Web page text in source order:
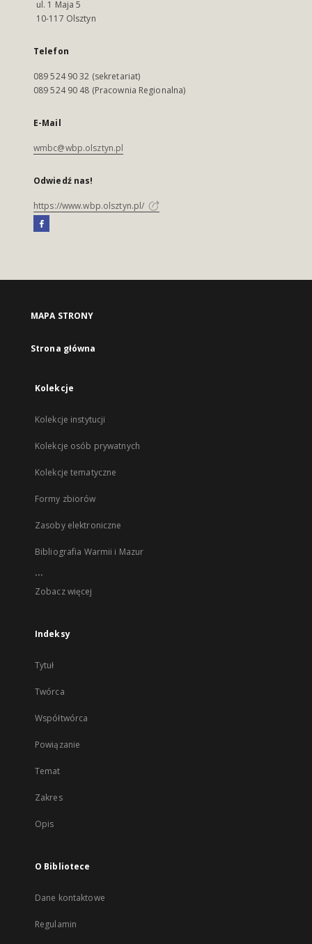
ul. 1 Maja 5
10-117 Olsztyn
Telefon
089 524 90 32 (sekretariat)
089 524 90 48 (Pracownia Regionalna)
E-Mail
wmbc@wbp.olsztyn.pl
Odwiedź nas!
https://www.wbp.olsztyn.pl/
MAPA STRONY
Strona główna
Kolekcje
Kolekcje instytucji
Kolekcje osób prywatnych
Kolekcje tematyczne
Formy zbiorów
Zasoby elektroniczne
Bibliografia Warmii i Mazur
...
Zobacz więcej
Indeksy
Tytuł
Twórca
Współtwórca
Powiązanie
Temat
Zakres
Opis
O Bibliotece
Dane kontaktowe
Regulamin